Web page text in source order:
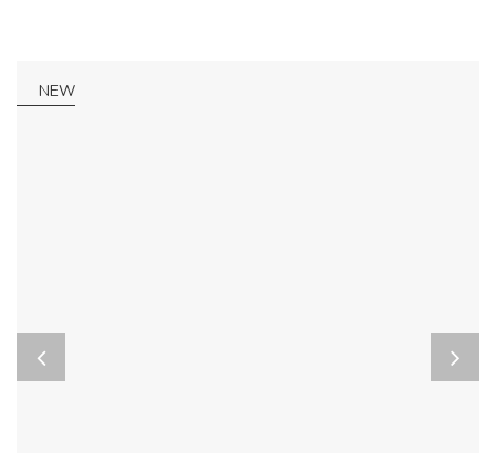
NEW